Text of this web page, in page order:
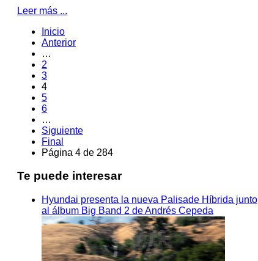
Leer más ...
Inicio
Anterior
…
2
3
4
5
6
…
Siguiente
Final
Página 4 de 284
Te puede interesar
Hyundai presenta la nueva Palisade Híbrida junto
al álbum Big Band 2 de Andrés Cepeda